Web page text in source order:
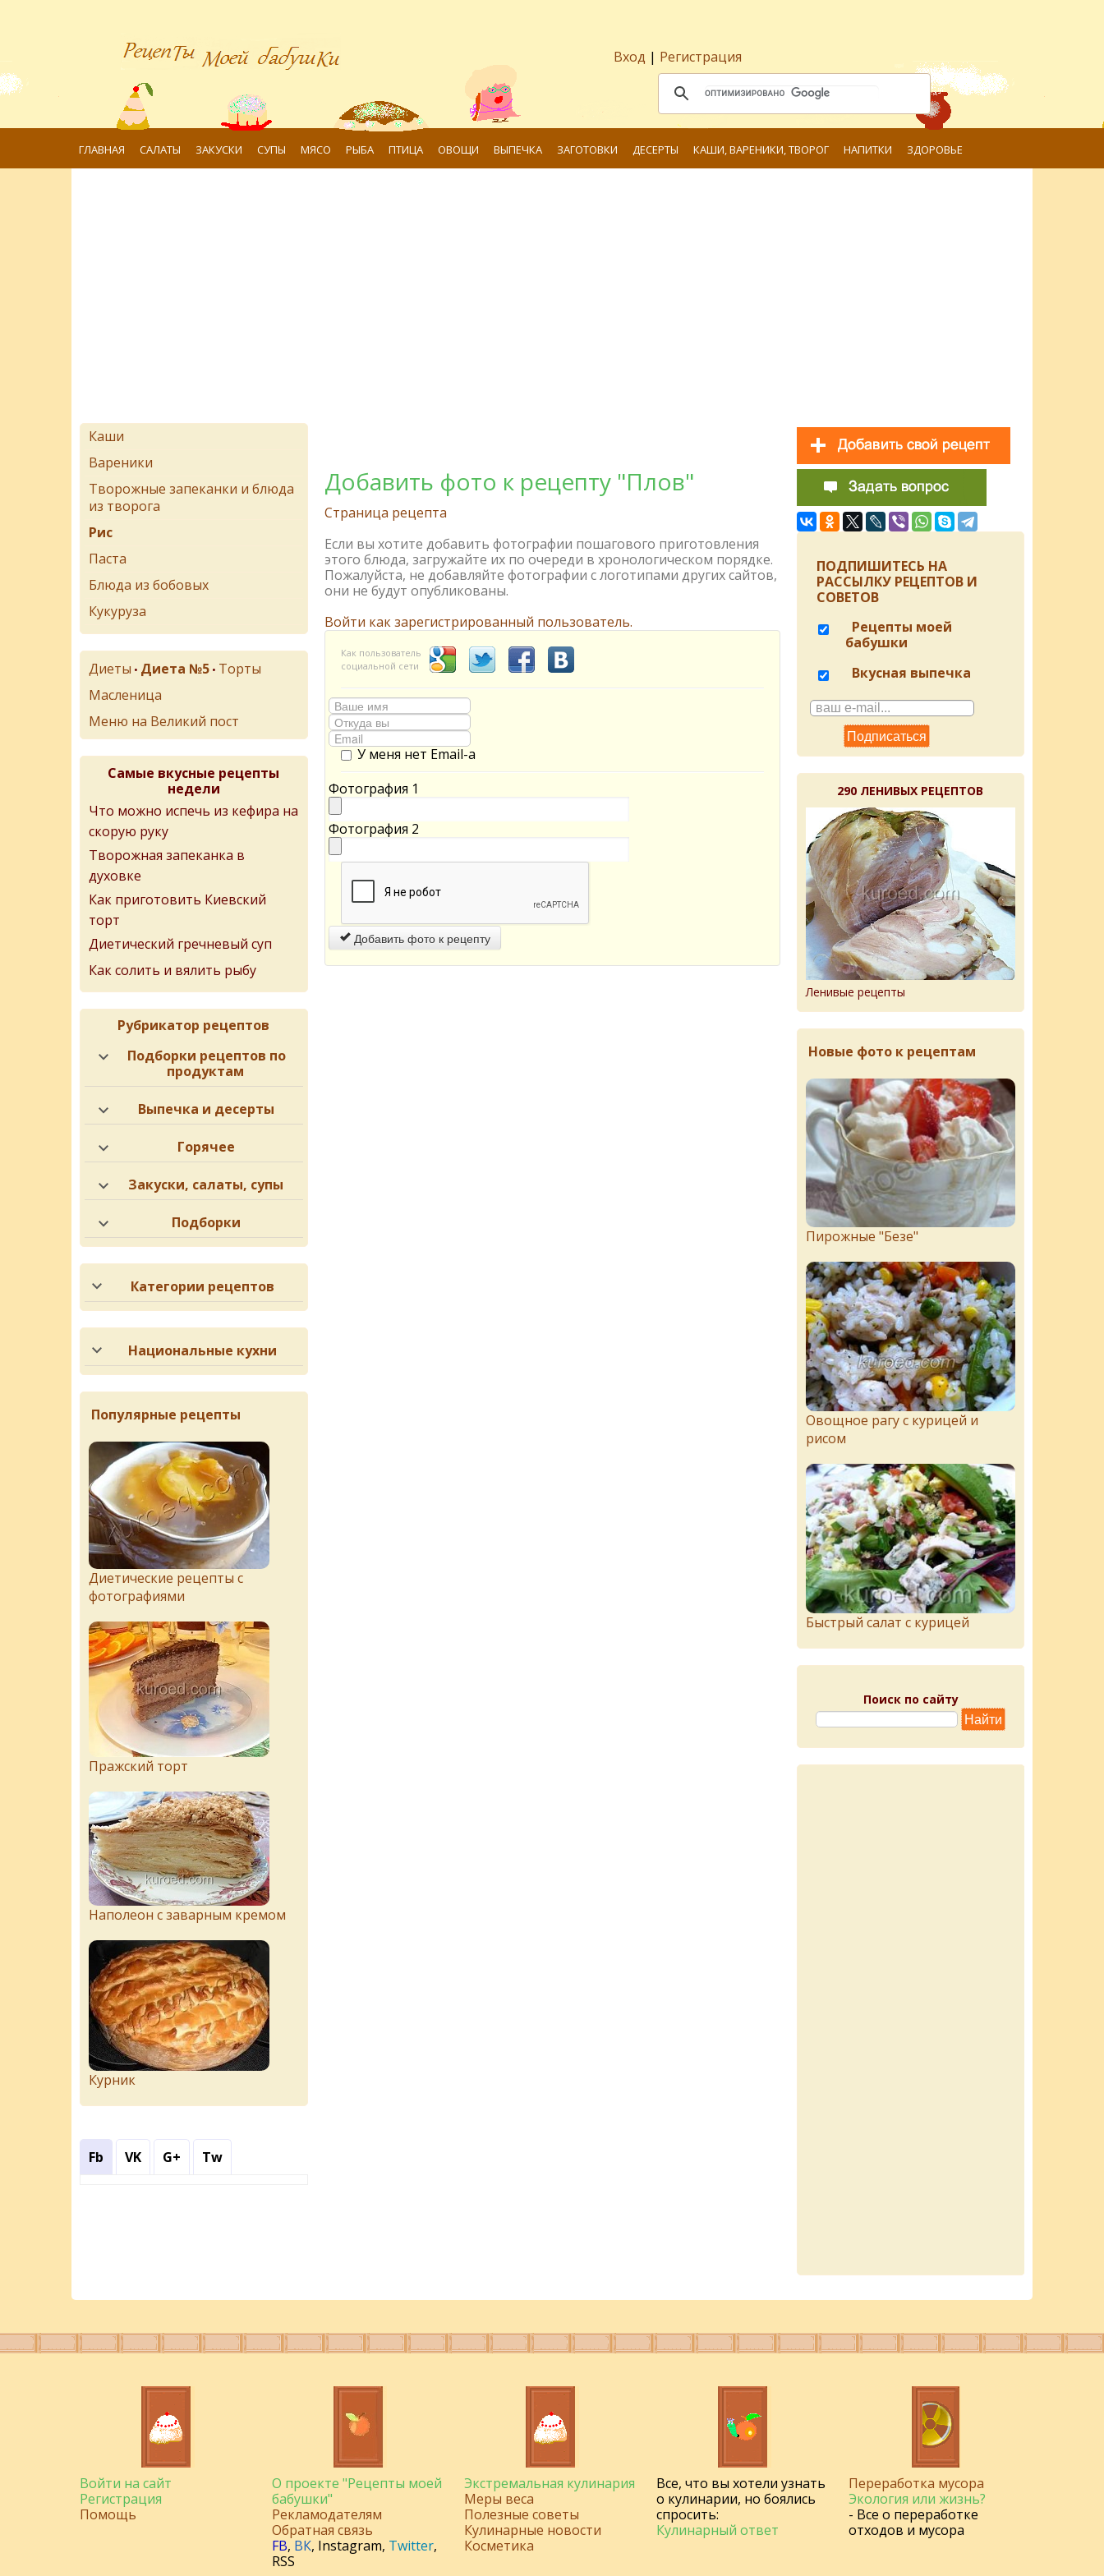
Вход | Регистрация
ГЛАВНАЯ САЛАТЫ ЗАКУСКИ СУПЫ МЯСО РЫБА ПТИЦА ОВОЩИ ВЫПЕЧКА ЗАГОТОВКИ ДЕСЕРТЫ КАШИ, ВАРЕНИКИ, ТВОРОГ НАПИТКИ ЗДОРОВЬЕ
Добавить фото к рецепту "Плов"
Страница рецепта
Если вы хотите добавить фотографии пошагового приготовления
этого блюда, загружайте их по очереди в хронологическом порядке.
Пожалуйста, не добавляйте фотографии с логотипами других сайтов,
они не будут опубликованы.
Войти как зарегистрированный пользователь.
Как пользователь
социальной сети
У меня нет Email-а
Фотография 1
Фотография 2
Добавить фото к рецепту
Каши
Вареники
Творожные запеканки и блюда
из творога
Рис
Паста
Блюда из бобовых
Кукуруза
Диеты • Диета №5 • Торты
Масленица
Меню на Великий пост
Самые вкусные рецепты
недели
Что можно испечь из кефира на
скорую руку
Творожная запеканка в
духовке
Как приготовить Киевский
торт
Диетический гречневый суп
Как солить и вялить рыбу
Рубрикатор рецептов
Подборки рецептов по
продуктам
Выпечка и десерты
Горячее
Закуски, салаты, супы
Подборки
Категории рецептов
Национальные кухни
Популярные рецепты
Диетические рецепты с
фотографиями
Пражский торт
Наполеон с заварным кремом
Курник
Fb VK G+ Tw
ПОДПИШИТЕСЬ НА
РАССЫЛКУ РЕЦЕПТОВ И
СОВЕТОВ
Рецепты моей
бабушки
Вкусная выпечка
290 ЛЕНИВЫХ РЕЦЕПТОВ
Ленивые рецепты
Новые фото к рецептам
Пирожныe "Бeзe"
Овощное рагу с курицей и
рисом
Быстрый салат с курицей
Поиск по сайту
Войти на сайт
Регистрация
Помощь
О проекте "Рецепты моей
бабушки"
Рекламодателям
Обратная связь
FB, ВК, Instagram, Twitter,
RSS
Экстремальная кулинария
Меры веса
Полезные советы
Кулинарные новости
Косметика
Все, что вы хотели узнать
о кулинарии, но боялись
спросить:
Кулинарный ответ
Переработка мусора
Экология или жизнь?
- Все о переработке
отходов и мусора